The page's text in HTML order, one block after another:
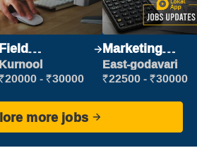
Field
Marketing
Kurnool
- ₹30000
Marketing
Executive
East-godavari
₹22500 - ₹30000
more jobs